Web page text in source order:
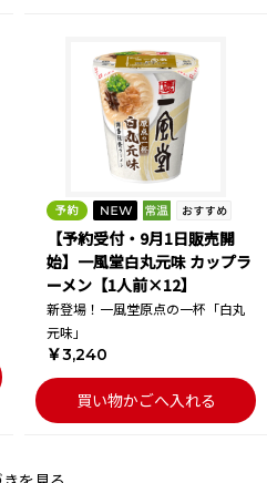
【予約受付・9月1日販売開
始】一風堂白丸元味 カップラ
ーメン【1人前×12】
新登場！一風堂原点の一杯「白丸
元味」
￥3,240
買い物かごへ入れる